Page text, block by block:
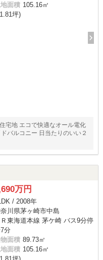
面積 105.16㎡
坪)
宅地 エコで快適なオール電化
バルコニー 日当たりのいい２
万円
/ 2008年
川県茅ヶ崎市中島
Ｒ東海道本線 茅ケ崎 バス9分停
分
面積 89.73㎡
面積 105.16㎡